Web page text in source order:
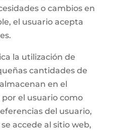
o cambios en
el usuario acepta
la utilización de
cantidades de
en el
el usuario como
del usuario,
accede al sitio web,